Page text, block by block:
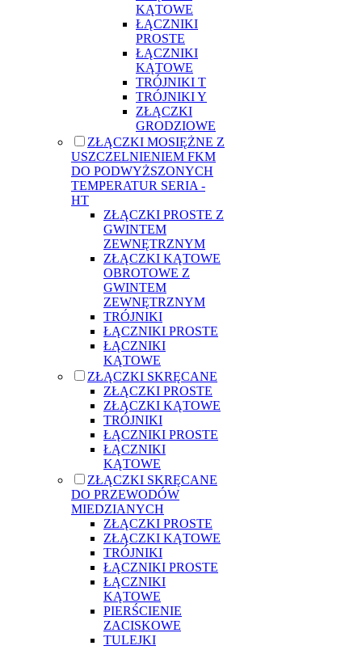
KĄTOWE
ŁĄCZNIKI
PROSTE
ŁĄCZNIKI
KĄTOWE
TRÓJNIKI T
TRÓJNIKI Y
ZŁĄCZKI
GRODZIOWE
ZŁĄCZKI MOSIĘŻNE Z
USZCZELNIENIEM FKM
DO PODWYŻSZONYCH
TEMPERATUR SERIA -
HT
ZŁĄCZKI PROSTE Z
GWINTEM
ZEWNĘTRZNYM
ZŁĄCZKI KĄTOWE
OBROTOWE Z
GWINTEM
ZEWNĘTRZNYM
TRÓJNIKI
ŁĄCZNIKI PROSTE
ŁĄCZNIKI
KĄTOWE
ZŁĄCZKI SKRĘCANE
ZŁĄCZKI PROSTE
ZŁĄCZKI KĄTOWE
TRÓJNIKI
ŁĄCZNIKI PROSTE
ŁĄCZNIKI
KĄTOWE
ZŁĄCZKI SKRĘCANE
DO PRZEWODÓW
MIEDZIANYCH
ZŁĄCZKI PROSTE
ZŁĄCZKI KĄTOWE
TRÓJNIKI
ŁĄCZNIKI PROSTE
ŁĄCZNIKI
KĄTOWE
PIERŚCIENIE
ZACISKOWE
TULEJKI